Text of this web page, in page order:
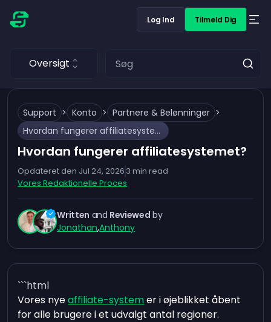
Log Ind Tilmeld Dig
Oversigt
Support > Konto > Partnere & Belønninger >
Hvordan fungerer affiliatesystemet?
Hvordan fungerer affiliatesystemet?
Opdateret den Jul 24, 2026 3 min read
Vores Redaktionelle Proces
Written and Reviewed by
Jonathan,Anthony
```html
Vores nyeaffiliate-systemer i øjeblikket åbent
for alle brugere i et udvalgt antal regioner.